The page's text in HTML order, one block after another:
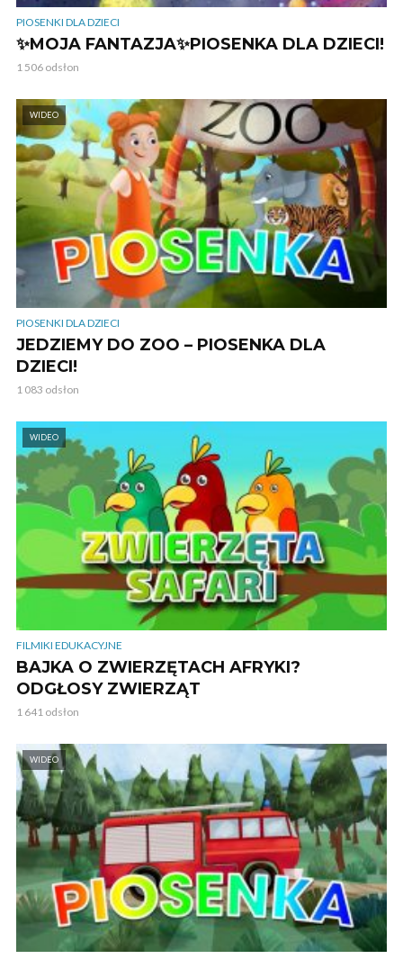
PIOSENKI DLA DZIECI
✨MOJA FANTAZJA✨PIOSENKA DLA DZIECI!
1 506 odsłon
WIDEO
PIOSENKI DLA DZIECI
JEDZIEMY DO ZOO – PIOSENKA DLA
DZIECI!
1 083 odsłon
WIDEO
FILMIKI EDUKACYJNE
BAJKA O ZWIERZĘTACH AFRYKI?
ODGŁOSY ZWIERZĄT
1 641 odsłon
WIDEO